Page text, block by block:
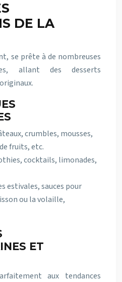
DE LA
se prête à de nombreuses
allant des desserts
crumbles, mousses,
fruits, etc.
cocktails, limonades,
estivales, sauces pour
ou la volaille,
ET
aux tendances